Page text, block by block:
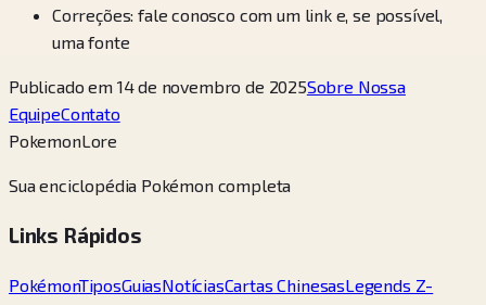
Correções: fale conosco com um link e, se possível,
uma fonte
Publicado em 14 de novembro de 2025Sobre Nossa
EquipeContato
PokemonLore
Sua enciclopédia Pokémon completa
Links Rápidos
PokémonTiposGuiasNotíciasCartas ChinesasLegends Z-